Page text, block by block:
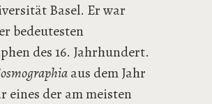
Basel. Er war
bedeutesten
des 16. Jahrhundert.
aus dem Jahr
eines der am meisten